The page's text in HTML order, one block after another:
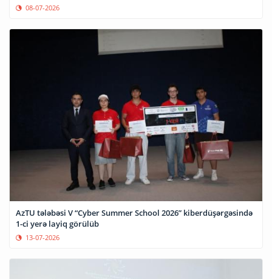
08-07-2026
AzTU tələbəsi V “Cyber Summer School 2026” kiberdüşərgəsində
1-ci yerə layiq görülüb
13-07-2026